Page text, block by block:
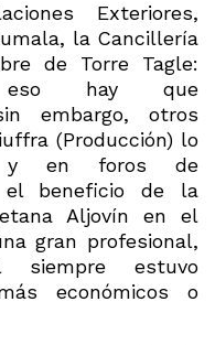
Exteriores,
la Cancillería
de Torre Tagle:
hay que
embargo, otros
(Producción) lo
y en foros de
el beneficio de la
Aljovín en el
gran profesional,
estuvo
económicos o